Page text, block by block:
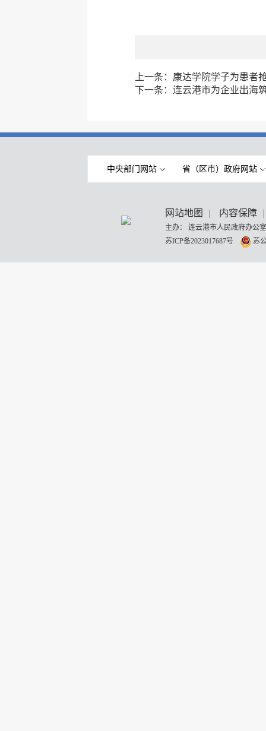
上一条： 康达学院学子为患者
下一条： 连云港市为企业出海
中央部门网站 省（区市）政府网站
网站地图 | 内容保障 |
主办： 连云港市人民政府办
苏ICP备2023017687号
苏